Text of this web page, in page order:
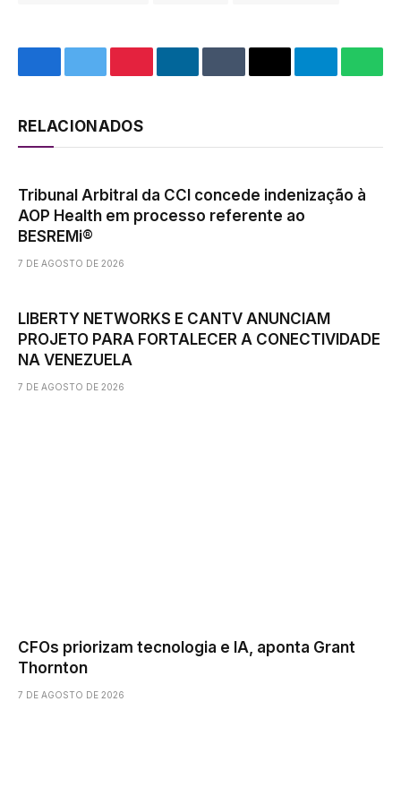
Facebook
TwitterPinterestLinkedInTumblrEmail Telegram
RELACIONADOS
Tribunal Arbitral da CCI concede indenização à
AOP Health em processo referente ao
BESREMi®
7 DE AGOSTO DE 2026
LIBERTY NETWORKS E CANTV ANUNCIAM
PROJETO PARA FORTALECER A CONECTIVIDADE
NA VENEZUELA
7 DE AGOSTO DE 2026
CFOs priorizam tecnologia e IA, aponta Grant
Thornton
7 DE AGOSTO DE 2026